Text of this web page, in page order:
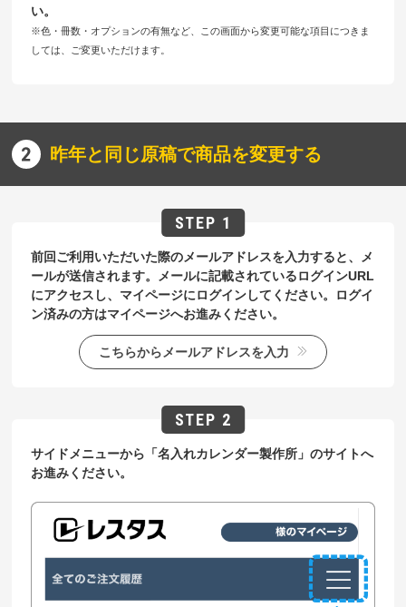
い。
※色・冊数・オプションの有無など、この画面から変更可能な項目につきま
しては、ご変更いただけます。
昨年と同じ原稿で商品を変更する
前回ご利用いただいた際のメールアドレスを入力すると、メ
ールが送信されます。メールに記載されているログインURL
にアクセスし、マイページにログインしてください。ログイ
ン済みの方はマイページへお進みください。
こちらからメールアドレスを入力
サイドメニューから「名入れカレンダー製作所」のサイトへ
お進みください。